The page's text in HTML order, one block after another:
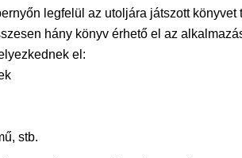
legfelül az utoljára játszott könyvet
hány könyv érhető el az
el:
stb.